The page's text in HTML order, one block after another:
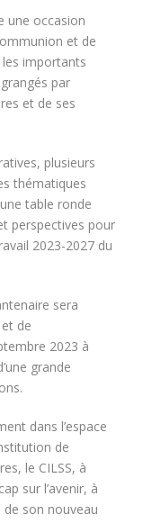
une occasion
et de
importants
par
et de ses
plusieurs
thématiques
table ronde
perspectives pour
2023-2027 du
sera
de
2023 à
grande
dans l’espace
de
le CILSS, à
sur l’avenir, à
son nouveau